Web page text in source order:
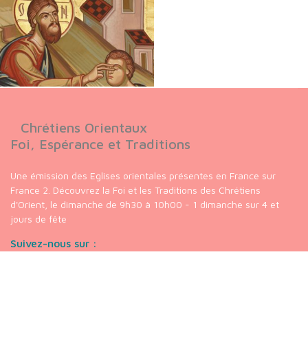
Chrétiens Orientaux
Foi, Espérance et Traditions
Une émission des Eglises orientales présentes en France sur
France 2. Découvrez la Foi et les Traditions des Chrétiens
d'Orient, le dimanche de 9h30 à 10h00 - 1 dimanche sur 4 et
jours de fête
Suivez-nous sur :